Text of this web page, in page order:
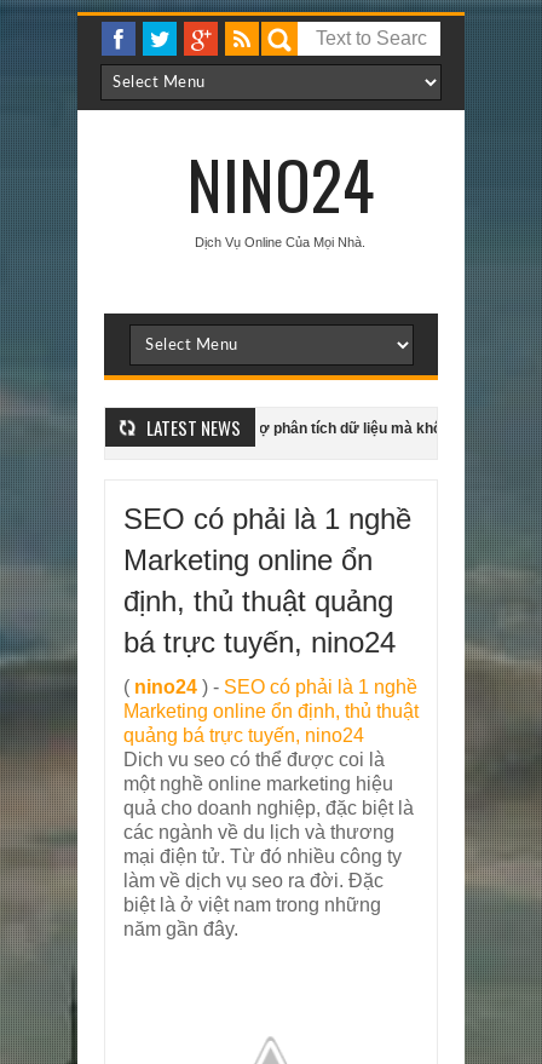
NINO24
Dịch Vụ Online Của Mọi Nhà.
LATEST NEWS
3 Lần Cách dùng AI hỗ trợ phân tích dữ liệu mà không bị ảo tưởng
SEO có phải là 1 nghề
Marketing online ổn
định, thủ thuật quảng
bá trực tuyến, nino24
( nino24 ) - SEO có phải là 1 nghề
Marketing online ổn định, thủ thuật
quảng bá trực tuyến, nino24
Dich vu seo có thể được coi là
một nghề online marketing hiệu
quả cho doanh nghiệp, đặc biệt là
các ngành về du lịch và thương
mại điện tử. Từ đó nhiều công ty
làm về dịch vụ seo ra đời. Đặc
biệt là ở việt nam trong những
năm gần đây.